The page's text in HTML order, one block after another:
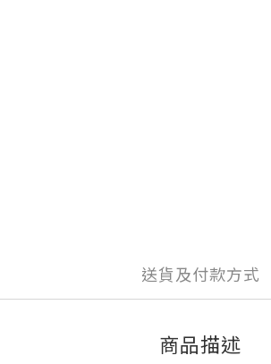
送貨及付款方式
商品描述